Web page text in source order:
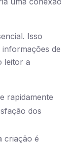
Isso
de
leitor a
rapidamente
dos
criação é